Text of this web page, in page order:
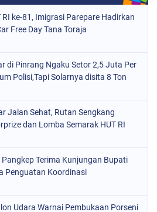
RI ke-81, Imigrasi Parepare Hadirkan
Free Day Tana Toraja
di Pinrang Ngaku Setor 2,5 Juta Per
Polisi,Tapi Solarnya disita 8 Ton
Jalan Sehat, Rutan Sengkang
dan Lomba Semarak HUT RI
Terima Kunjungan Bupati
Penguatan Koordinasi
Udara Warnai Pembukaan Porseni